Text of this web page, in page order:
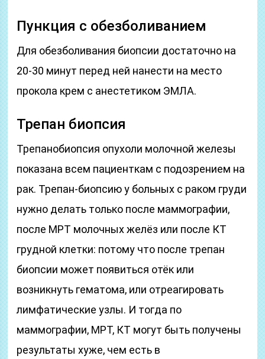
Пункция с обезболиванием
Для обезболивания биопсии достаточно на
20-30 минут перед ней нанести на место
прокола крем с анестетиком ЭМЛА.
Трепан биопсия
Трепанобиопсия опухоли молочной железы
показана всем пациенткам с подозрением на
рак. Трепан-биопсию у больных с раком груди
нужно делать только после маммографии,
после МРТ молочных желёз или после КТ
грудной клетки: потому что после трепан
биопсии может появиться отёк или
возникнуть гематома, или отреагировать
лимфатические узлы. И тогда по
маммографии, МРТ, КТ могут быть получены
результаты хуже, чем есть в